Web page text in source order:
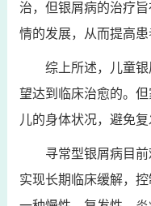
治，但银屑病的治疗
情的发展，从而提高患
综上所述，儿童
望达到临床治愈的。
儿的身体状况，避免复
寻常型银屑病目
实现长期临床缓解，